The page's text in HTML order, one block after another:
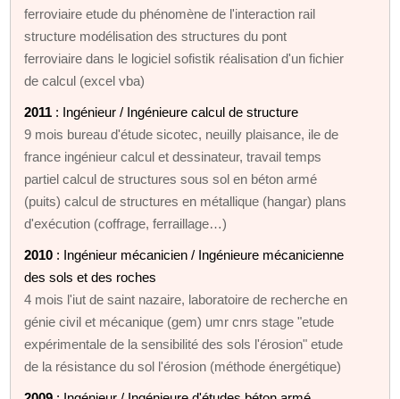
ferroviaire etude du phénomène de l'interaction rail
structure modélisation des structures du pont
ferroviaire dans le logiciel sofistik réalisation d'un fichier
de calcul (excel vba)
2011 : Ingénieur / Ingénieure calcul de structure
9 mois bureau d'étude sicotec, neuilly plaisance, ile de
france ingénieur calcul et dessinateur, travail temps
partiel calcul de structures sous sol en béton armé
(puits) calcul de structures en métallique (hangar) plans
d'exécution (coffrage, ferraillage…)
2010 : Ingénieur mécanicien / Ingénieure mécanicienne
des sols et des roches
4 mois l'iut de saint nazaire, laboratoire de recherche en
génie civil et mécanique (gem) umr cnrs stage "etude
expérimentale de la sensibilité des sols l'érosion" etude
de la résistance du sol l'érosion (méthode énergétique)